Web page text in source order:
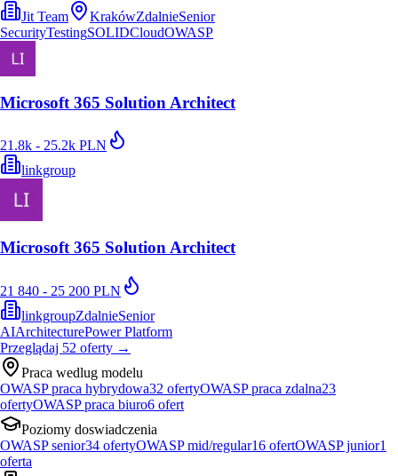
Jit Team
KrakówZdalnieSenior
SecurityTestingSOLIDCloudOWASP
Microsoft 365 Solution Architect
21.8k - 25.2k PLN
linkgroup
Microsoft 365 Solution Architect
21 840 - 25 200 PLN
linkgroupZdalnieSenior
AIArchitecturePower Platform
Przeglądaj 52 oferty →
Praca wedlug modelu
OWASP praca hybrydowa32 ofertyOWASP praca zdalna23
ofertyOWASP praca biuro6 ofert
Poziomy doswiadczenia
OWASP senior34 ofertyOWASP mid/regular16 ofertOWASP junior1
oferta